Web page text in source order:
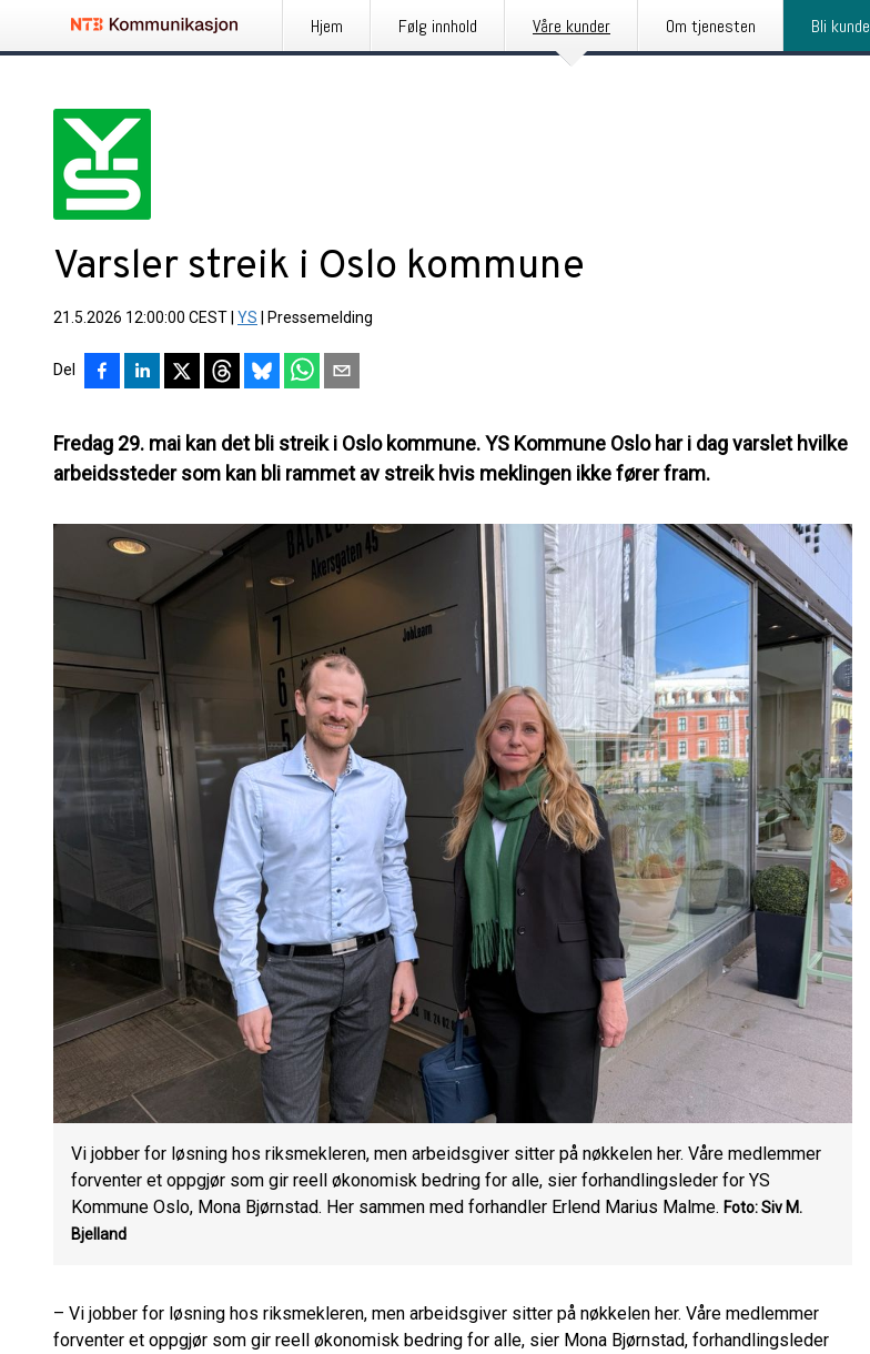
Hjem Følg innhold Våre kunder Om tjenesten Bli kunde
Varsler streik i Oslo kommune
21.5.2026 12:00:00 CEST YS Pressemelding
Del
Fredag 29. mai kan det bli streik i Oslo kommune. YS Kommune Oslo har i dag varslet hvilke
arbeidssteder som kan bli rammet av streik hvis meklingen ikke fører fram.
Vi jobber for løsning hos riksmekleren, men arbeidsgiver sitter på nøkkelen her. Våre medlemmer
forventer et oppgjør som gir reell økonomisk bedring for alle, sier forhandlingsleder for YS
Kommune Oslo, Mona Bjørnstad. Her sammen med forhandler Erlend Marius Malme. Foto: Siv M.
Bjelland
– Vi jobber for løsning hos riksmekleren, men arbeidsgiver sitter på nøkkelen her. Våre medlemmer
forventer et oppgjør som gir reell økonomisk bedring for alle, sier Mona Bjørnstad, forhandlingsleder